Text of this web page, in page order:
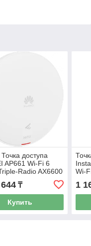
доступа
AP661 Wi-Fi 6
Radio AX6600
GHz, 2x2/2x2/4x4
₸
Купить
Wi-
1